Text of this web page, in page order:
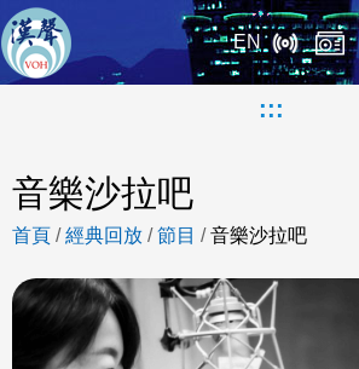
EN
:::
音樂沙拉吧
首頁 /經典回放 /節目 /音樂沙拉吧